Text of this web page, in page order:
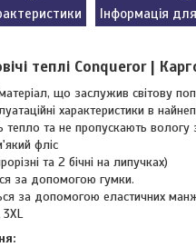
Інформація
теплі Conqueror |
що заслужив світову
характеристики в
тепло та не пропускають вологу
фліс
та 2 бічні на липучках)
за допомогою гумки.
за допомогою еластичних